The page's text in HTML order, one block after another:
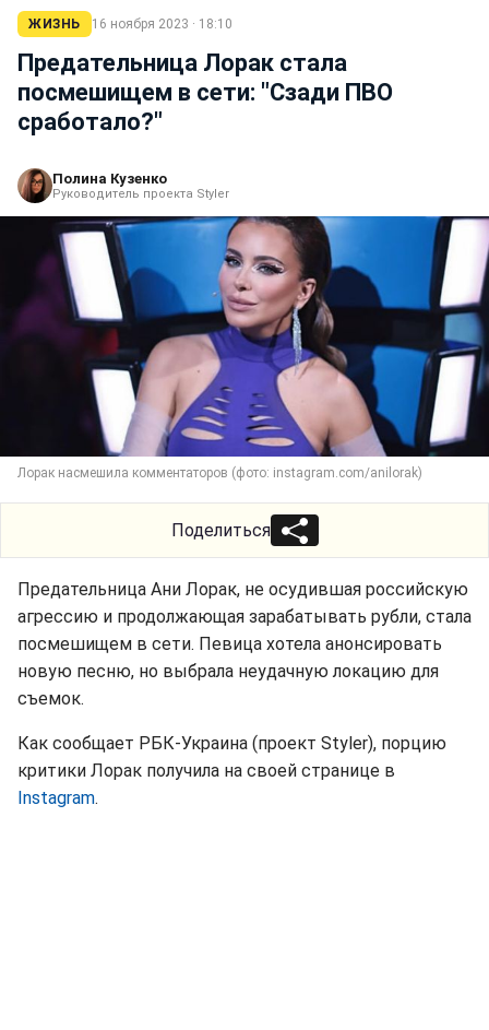
ЖИЗНЬ 16 ноября 2023 · 18:10
Предательница Лорак стала
посмешищем в сети: "Сзади ПВО
сработало?"
Полина Кузенко
Руководитель проекта Styler
Лорак насмешила комментаторов (фото: instagram.com/anilorak)
Поделиться
Предательница Ани Лорак, не осудившая российскую
агрессию и продолжающая зарабатывать рубли, стала
посмешищем в сети. Певица хотела анонсировать
новую песню, но выбрала неудачную локацию для
съемок.
Как сообщает РБК-Украина (проект Styler), порцию
критики Лорак получила на своей странице в
Instagram.